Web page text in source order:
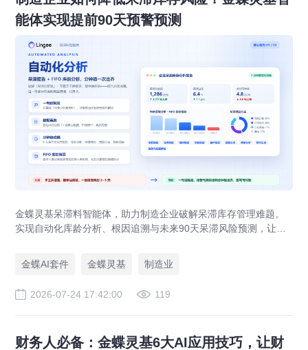
能体实现提前90天预警预测
金蝶灵基呆滞料智能体，助力制造企业破解呆滞库存管理难题。
实现自动化库龄分析、根因追溯与未来90天呆滞风险预测，让库
金蝶AI套件
金蝶灵基 制造业
2026-07-24 17:42:00 119
财务人必备：金蝶灵基6大AI应用技巧，让财